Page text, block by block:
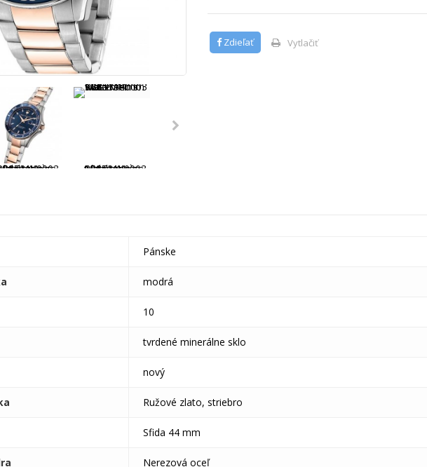
Zdieľať Vytlačiť
Pánske
modrá
10
tvrdené minerálne sklo
nový
Ružové zlato, striebro
Sfida 44 mm
Nerezová oceľ